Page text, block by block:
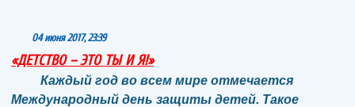
04 июня 2017, 23:39
«ДЕТСТВО – ЭТО ТЫ И Я!»
Каждый год во всем мире отмечается
Международный день защиты детей. Такое